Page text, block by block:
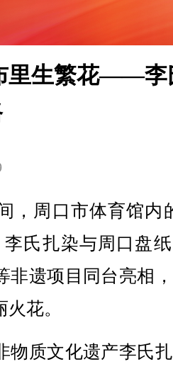
里生繁花——李
周口市体育馆内
氏扎染与周口盘
非遗项目同台亮相
花。
质文化遗产李氏